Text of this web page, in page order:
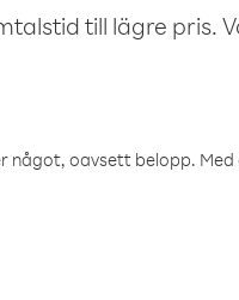
till lägre pris.
oavsett belopp.